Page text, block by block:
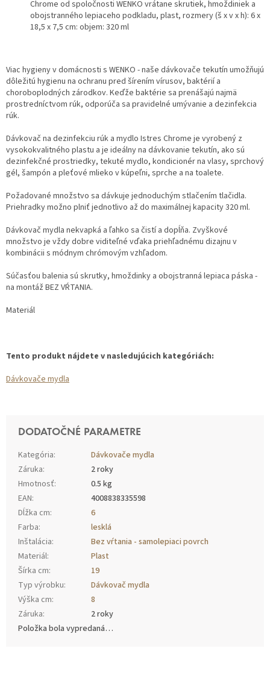
Chrome od spoločnosti WENKO vrátane skrutiek, hmoždiniek a
obojstranného lepiaceho podkladu, plast, rozmery (š x v x h): 6 x
18,5 x 7,5 cm: objem: 320 ml
Viac hygieny v domácnosti s WENKO - naše dávkovače tekutín umožňujú
dôležitú hygienu na ochranu pred šírením vírusov, baktérií a
choroboplodných zárodkov. Keďže baktérie sa prenášajú najmä
prostredníctvom rúk, odporúča sa pravidelné umývanie a dezinfekcia
rúk.
Dávkovač na dezinfekciu rúk a mydlo Istres Chrome je vyrobený z
vysokokvalitného plastu a je ideálny na dávkovanie tekutín, ako sú
dezinfekčné prostriedky, tekuté mydlo, kondicionér na vlasy, sprchový
gél, šampón a pleťové mlieko v kúpeľni, sprche a na toalete.
Požadované množstvo sa dávkuje jednoduchým stlačením tlačidla.
Priehradky možno plniť jednotlivo až do maximálnej kapacity 320 ml.
Dávkovač mydla nekvapká a ľahko sa čistí a dopĺňa. Zvyškové
množstvo je vždy dobre viditeľné vďaka priehľadnému dizajnu v
kombinácii s módnym chrómovým vzhľadom.
Súčasťou balenia sú skrutky, hmoždinky a obojstranná lepiaca páska -
na montáž BEZ VŔTANIA.
Materiál
Tento produkt nájdete v nasledujúcich kategóriách:
Dávkovače mydla
DODATOČNÉ PARAMETRE
Kategória:
Dávkovače mydla
Záruka:
2 roky
Hmotnosť:
0.5 kg
EAN:
4008838335598
Dĺžka cm:
6
Farba:
lesklá
Inštalácia:
Bez vŕtania - samolepiaci povrch
Materiál:
Plast
Šírka cm:
19
Typ výrobku:
Dávkovač mydla
Výška cm:
8
Záruka:
2 roky
Položka bola vypredaná…